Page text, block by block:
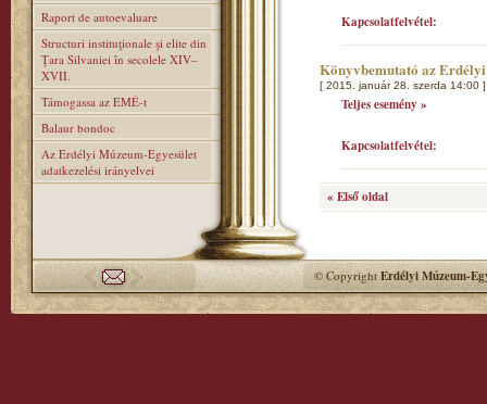
Raport de autoevaluare
Structuri instituţionale şi elite din
Ţara Silvaniei în secolele XIV–
XVII.
Támogassa az EMÉ-t
Balaur bondoc
Az Erdélyi Múzeum-Egyesület
adatkezelési irányelvei
Kapcsolatfelvétel:
Könyvbemutató az
[ 2015. január 28. szerda 14:00 ]
Teljes esemény »
Kapcsolatfelvétel:
« Első oldal
© CopyrightErdélyi Múzeum-